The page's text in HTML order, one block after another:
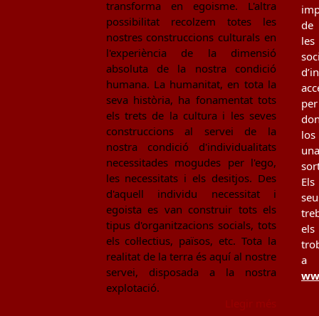
transforma en egoisme. L'altra
possibilitat recolzem totes les
nostres construccions culturals en
l'experiència de la dimensió
absoluta de la nostra condició
humana. La humanitat, en tota la
seva història, ha fonamentat tots
els trets de la cultura i les seves
construccions al servei de la
nostra condició d'individualitats
necessitades mogudes per l'ego,
les necessitats i els desitjos. Des
d'aquell individu necessitat i
egoista es van construir tots els
tipus d'organitzacions socials, tots
els col·lectius, països, etc. Tota la
realitat de la terra és aquí al nostre
servei, disposada a la nostra
explotació.
de
les
per
los
una
Els
els
a